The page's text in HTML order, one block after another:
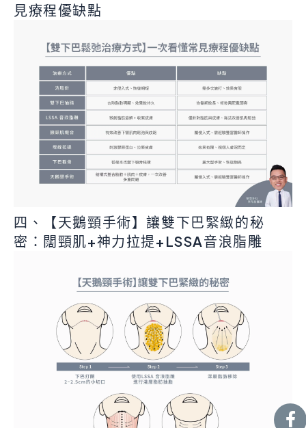
見療程優缺點
四、【天鵝頸手術】讓雙下巴緊緻的秘
密：闊頸肌+神力拉提+LSSA音浪脂雕